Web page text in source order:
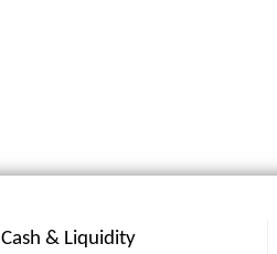
Cash & Liquidity